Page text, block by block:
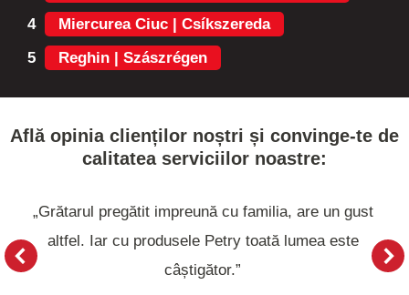
4
Miercurea Ciuc | Csíkszereda
5
Reghin | Szászrégen
Află opinia clienților noștri și convinge-te de
calitatea serviciilor noastre:
„Grătarul pregătit impreună cu familia, are un gust
altfel. Iar cu produsele Petry toată lumea este
câștigător.”